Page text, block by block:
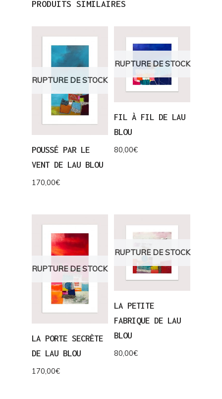
PRODUITS SIMILAIRES
RUPTURE DE STOCK
POUSSÉ PAR LE
VENT DE LAU BLOU
170,00€
RUPTURE DE STOCK
FIL À FIL DE LAU
BLOU
80,00€
RUPTURE DE STOCK
LA PORTE SECRÈTE
DE LAU BLOU
170,00€
RUPTURE DE STOCK
LA PETITE
FABRIQUE DE LAU
BLOU
80,00€